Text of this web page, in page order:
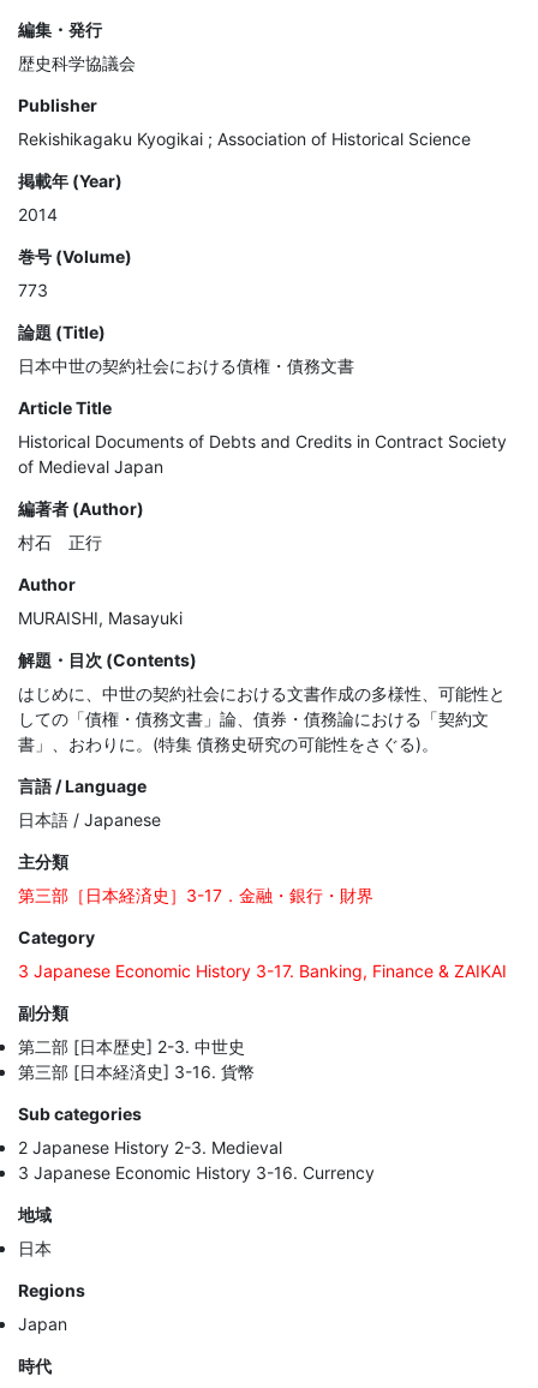
編集・発行
歴史科学協議会
Publisher
Rekishikagaku Kyogikai ; Association of Historical Science
掲載年 (Year)
2014
巻号 (Volume)
773
論題 (Title)
日本中世の契約社会における債権・債務文書
Article Title
Historical Documents of Debts and Credits in Contract Society
of Medieval Japan
編著者 (Author)
村石 正行
Author
MURAISHI, Masayuki
解題・目次 (Contents)
はじめに、中世の契約社会における文書作成の多様性、可能性と
しての「債権・債務文書」論、債券・債務論における「契約文
書」、おわりに。(特集 債務史研究の可能性をさぐる)。
言語 / Language
日本語 / Japanese
主分類
第三部［日本経済史］3-17．金融・銀行・財界
Category
3 Japanese Economic History 3-17. Banking, Finance & ZAIKAI
副分類
第二部 [日本歴史] 2-3. 中世史
第三部 [日本経済史] 3-16. 貨幣
Sub categories
2 Japanese History 2-3. Medieval
3 Japanese Economic History 3-16. Currency
地域
日本
Regions
Japan
時代